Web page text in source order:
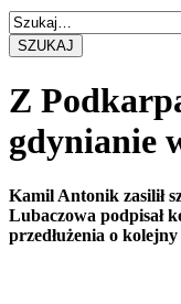
SZUKAJ
Z
gdynianie
Kamil Antonik zasilił
Lubaczowa podpisał
przedłużenia o